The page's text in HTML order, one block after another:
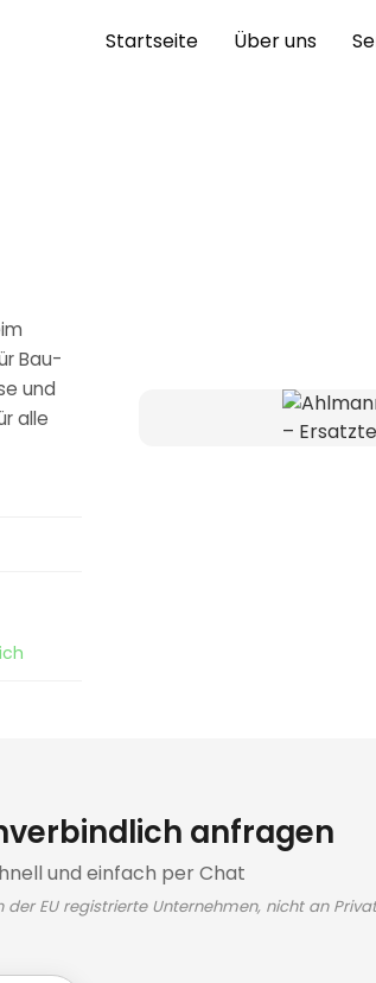
Startseite Über uns
Bau-
und
alle
anfragen
und einfach per Chat
der EU registrierte Unternehmen, nicht an